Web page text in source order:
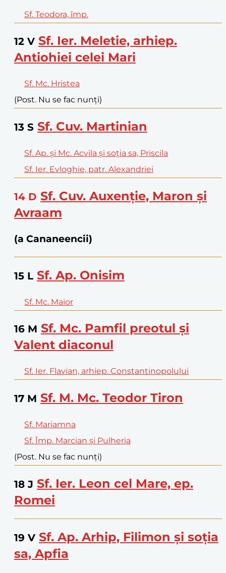
Sf. Teodora, împ.
12 V Sf. Ier. Meletie, arhiep.
Antiohiei celei Mari
Sf. Mc. Hristea
(Post. Nu se fac nunți)
13 S Sf. Cuv. Martinian
Sf. Ap. și Mc. Acvila și soția sa, Priscila
Sf. Ier. Evloghie, patr. Alexandriei
14 D Sf. Cuv. Auxenție, Maron și
Avraam
(a Cananeencii)
15 L Sf. Ap. Onisim
Sf. Mc. Maior
16 M Sf. Mc. Pamfil preotul și
Valent diaconul
Sf. Ier. Flavian, arhiep. Constantinopolului
17 M Sf. M. Mc. Teodor Tiron
Sf. Mariamna
Sf. Împ. Marcian și Pulheria
(Post. Nu se fac nunți)
18 J Sf. Ier. Leon cel Mare, ep.
Romei
19 V Sf. Ap. Arhip, Filimon și soția
sa, Apfia